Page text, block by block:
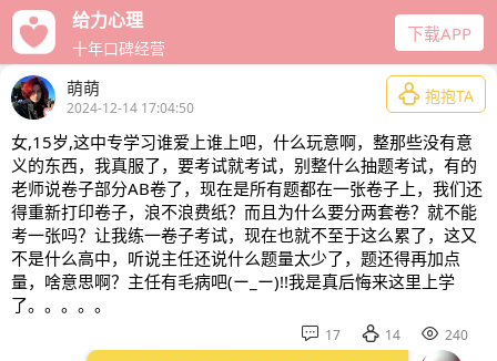
给力心理
十年口碑经营
下载APP
萌萌
2024-12-14 17:04:50
 抱抱TA
女,15岁,这中专学习谁爱上谁上吧，什么玩意啊，整那些没有意
义的东西，我真服了，要考试就考试，别整什么抽题考试，有的
老师说卷子部分AB卷了，现在是所有题都在一张卷子上，我们还
得重新打印卷子，浪不浪费纸？而且为什么要分两套卷？就不能
考一张吗？让我练一卷子考试，现在也就不至于这么累了，这又
不是什么高中，听说主任还说什么题量太少了，题还得再加点
量，啥意思啊？主任有毛病吧(ー_ー)!!我是真后悔来这里上学
了。。。。。
 17  14  240